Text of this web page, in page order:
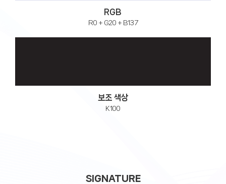
RGB
R0 + G20 + B137
보조 색상
K100
SIGNATURE